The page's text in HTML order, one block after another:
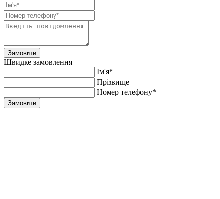
Замовити
Швидке замовлення
Ім'я*
Прiзвище
Номер телефону*